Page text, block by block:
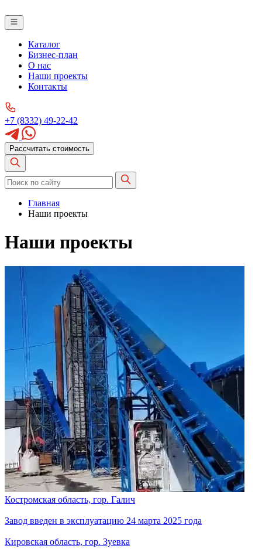
Каталог
Бизнес-план
О нас
Наши проекты
Контакты
+7 (8332) 49-22-42
Рассчитать стоимость
Главная
Наши проекты
Наши проекты
Костромская область, гор. Галич
Завод введен в эксплуатацию 24 марта 2025 года
Кировская область, гор. Зуевка